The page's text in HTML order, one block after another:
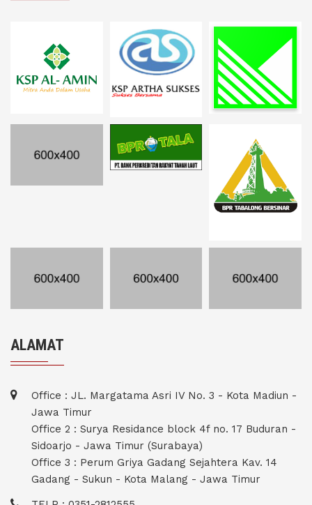
ALAMAT
Office : JL. Margatama Asri IV No. 3 - Kota Madiun -
Jawa Timur
Office 2 : Surya Residance block 4f no. 17 Buduran -
Sidoarjo - Jawa Timur (Surabaya)
Office 3 : Perum Griya Gadang Sejahtera Kav. 14
Gadang - Sukun - Kota Malang - Jawa Timur